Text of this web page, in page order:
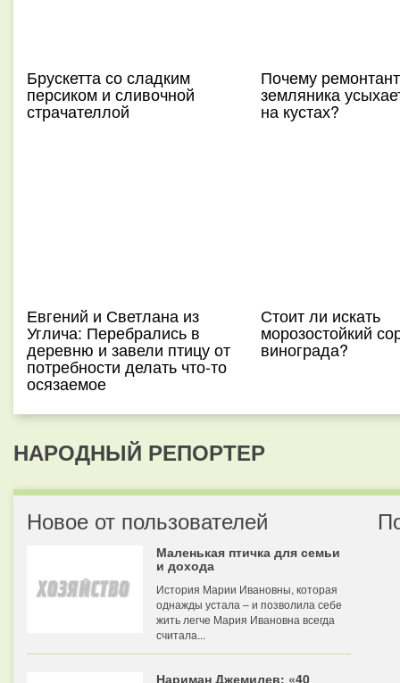
Брускетта со сладким
персиком и сливочной
страчателлой
Почему
земляника
на кустах?
Евгений и Светлана из
Углича: Перебрались в
деревню и завели птицу от
потребности делать что-то
осязаемое
Стоит ли искать
морозостойкий
винограда?
НАРОДНЫЙ РЕПОРТЕР
Новое от пользователей
Маленькая птичка для семьи
и дохода
История Марии Ивановны, которая
однажды устала – и позволила себе
жить легче Мария Ивановна всегда
считала...
Нариман Джемилев: «40